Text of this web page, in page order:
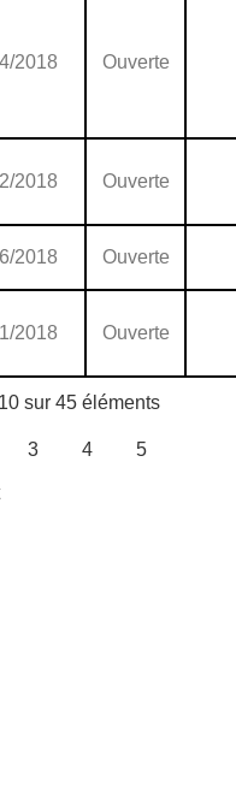
2018 Ouverte
2018 Ouverte
2018 Ouverte
2018 Ouverte
sur 45 éléments
3 4 5